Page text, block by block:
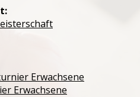
Erwachsene
Erwachsene